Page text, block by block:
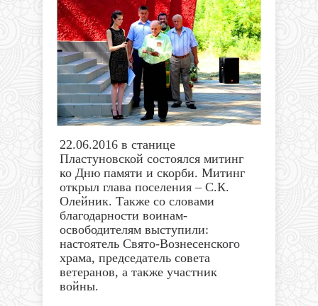
22.06.2016 в станице
Пластуновской состоялся митинг
ко Дню памяти и скорби. Митинг
открыл глава поселения – С.К.
Олейник. Также со словами
благодарности воинам-
освободителям выступили:
настоятель Свято-Вознесенского
храма, председатель совета
ветеранов, а также участник
войны.